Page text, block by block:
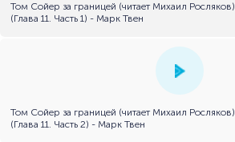
Том Сойер за границей (читает Михаил Росляков)
(Глава 11. Часть 1) - Марк Твен
Том Сойер за границей (читает Михаил Росляков)
(Глава 11. Часть 2) - Марк Твен